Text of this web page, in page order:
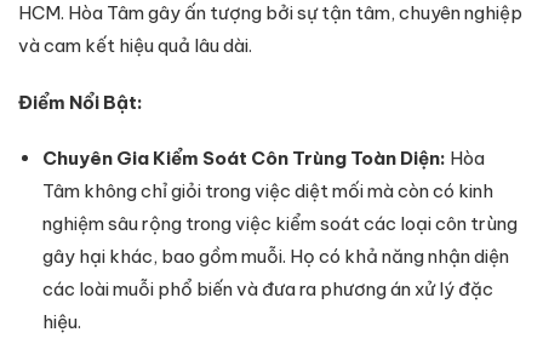
HCM. Hòa Tâm gây ấn tượng bởi sự tận tâm, chuyên nghiệp
và cam kết hiệu quả lâu dài.
Điểm Nổi Bật:
Chuyên Gia Kiểm Soát Côn Trùng Toàn Diện: Hòa
Tâm không chỉ giỏi trong việc diệt mối mà còn có kinh
nghiệm sâu rộng trong việc kiểm soát các loại côn trùng
gây hại khác, bao gồm muỗi. Họ có khả năng nhận diện
các loài muỗi phổ biến và đưa ra phương án xử lý đặc
hiệu.